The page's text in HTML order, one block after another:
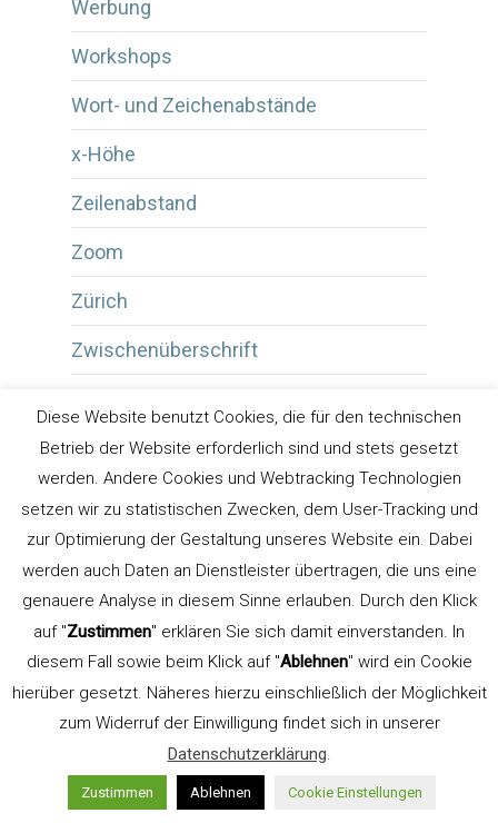
Werbung
Workshops
Wort- und Zeichenabstände
x-Höhe
Zeilenabstand
Zoom
Zürich
Zwischenüberschrift
Uwe Steinacker
Gelernter Schriftsetzer
und
Kommunikationsdesigner. Gründer der
Werbeagentur
LEHN.STEIN
Lehrbeauftragter für Typografie an der
FH Düsseldorf, Fachbereich Design (bis
Diese Website benutzt Cookies, die für den technischen
Betrieb der Website erforderlich sind und stets gesetzt
werden. Andere Cookies und Webtracking Technologien
setzen wir zu statistischen Zwecken, dem User-Tracking und
zur Optimierung der Gestaltung unseres Website ein. Dabei
werden auch Daten an Dienstleister übertragen, die uns eine
genauere Analyse in diesem Sinne erlauben. Durch den Klick
auf "Zustimmen" erklären Sie sich damit einverstanden. In
diesem Fall sowie beim Klick auf "Ablehnen" wird ein Cookie
hierüber gesetzt. Näheres hierzu einschließlich der Möglichkeit
zum Widerruf der Einwilligung findet sich in unserer
Datenschutzerklärung.
Zustimmen Ablehnen Cookie Einstellungen